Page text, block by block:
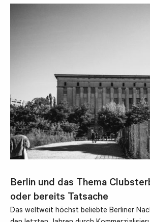
Berlin und das Thema
oder bereits Tatsache
Das weltweit höchst beliebte Berliner